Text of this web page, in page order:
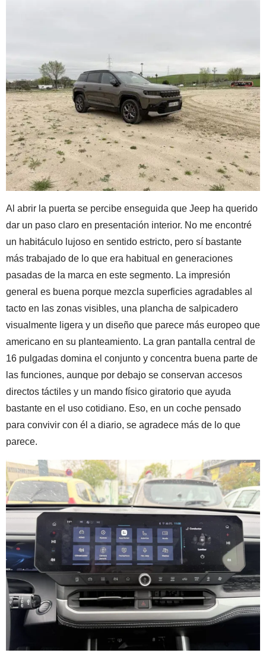
Al abrir la puerta se percibe enseguida que Jeep ha querido
dar un paso claro en presentación interior. No me encontré
un habitáculo lujoso en sentido estricto, pero sí bastante
más trabajado de lo que era habitual en generaciones
pasadas de la marca en este segmento. La impresión
general es buena porque mezcla superficies agradables al
tacto en las zonas visibles, una plancha de salpicadero
visualmente ligera y un diseño que parece más europeo que
americano en su planteamiento. La gran pantalla central de
16 pulgadas domina el conjunto y concentra buena parte de
las funciones, aunque por debajo se conservan accesos
directos táctiles y un mando físico giratorio que ayuda
bastante en el uso cotidiano. Eso, en un coche pensado
para convivir con él a diario, se agradece más de lo que
parece.